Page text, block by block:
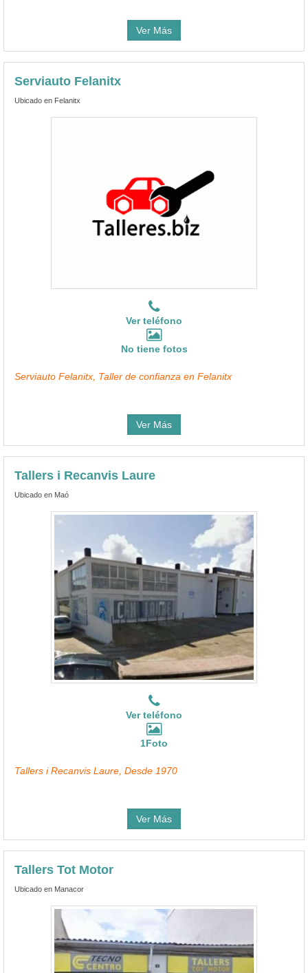
Ver Más
Serviauto Felanitx
Ubicado en Felanitx
Ver teléfono
No tiene fotos
Serviauto Felanitx, Taller de confianza en Felanitx
Ver Más
Tallers i Recanvis Laure
Ubicado en Maó
Ver teléfono
1Foto
Tallers i Recanvis Laure, Desde 1970
Ver Más
Tallers Tot Motor
Ubicado en Manacor